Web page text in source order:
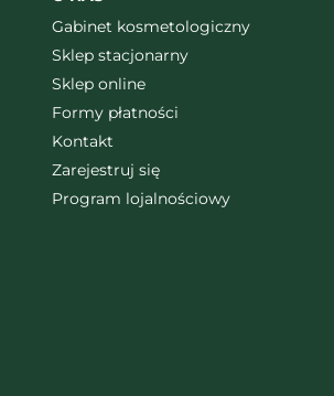
Gabinet kosmetologiczny
Sklep stacjonarny
Sklep online
Formy płatności
Kontakt
Zarejestruj się
Program lojalnościowy